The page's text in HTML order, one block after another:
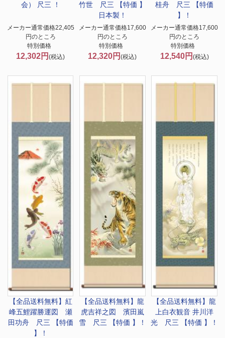
会） 尺三 ！
メーカー通常価格22,405
円のところ
特別価格
12,302円(税込)
竹世 尺三 【特価 】
日本製！
メーカー通常価格17,600
円のところ
特別価格
12,320円(税込)
桂舟 尺三 【特価
】！
メーカー通常価格17,600
円のところ
特別価格
12,540円 (税込)
【全品送料無料】 紅
峰五鯉躍勝運図 瀬
田功舟 尺三 【特価
】！
【全品送料無料】 龍
虎吉祥之図 濱田嵐
雪 尺三 【特価 】！
【全品送料無料】龍
上白衣観音 井川洋
光 尺三 【特価 】！